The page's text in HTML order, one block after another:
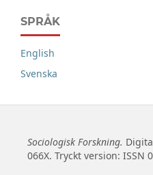
SPRÅK
English
Svenska
Sociologisk Forskning.
066X. Tryckt version: ISSN